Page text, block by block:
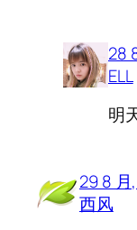
28
ELL
明
29 8
西风